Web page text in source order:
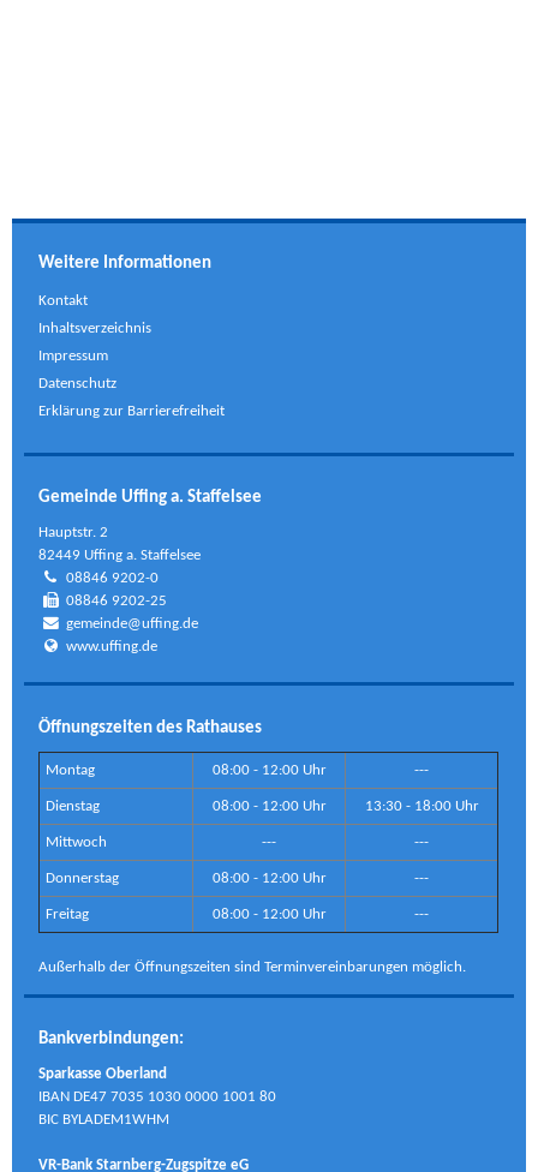
Weitere Informationen
Kontakt
Inhaltsverzeichnis
Impressum
Datenschutz
Erklärung zur Barrierefreiheit
Gemeinde Uffing a. Staffelsee
Hauptstr. 2
82449 Uffing a. Staffelsee
08846 9202-0
08846 9202-25
gemeinde@uffing.de
www.uffing.de
Öffnungszeiten des Rathauses
Montag 08:00 - 12:00 Uhr ---
Dienstag 08:00 - 12:00 Uhr 13:30 - 18:00 Uhr
Mittwoch --- ---
Donnerstag 08:00 - 12:00 Uhr ---
Freitag 08:00 - 12:00 Uhr ---
Außerhalb der Öffnungszeiten sind Terminvereinbarungen möglich.
Bankverbindungen:
Sparkasse Oberland
IBAN DE47 7035 1030 0000 1001 80
BIC BYLADEM1WHM
VR-Bank Starnberg-Zugspitze eG